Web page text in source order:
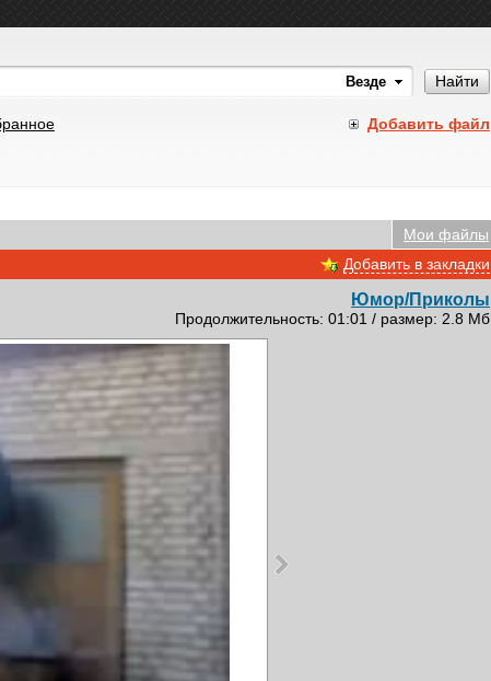
Найти
Добавить файл
Мои файлы
Добавить в закладки
Юмор/Приколы
Продолжительность: 01:01 / размер: 2.8 Мб